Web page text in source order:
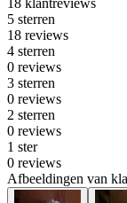
18 klantreviews
5 sterren
18 reviews
4 sterren
0 reviews
3 sterren
0 reviews
2 sterren
0 reviews
1 ster
0 reviews
Afbeeldingen van